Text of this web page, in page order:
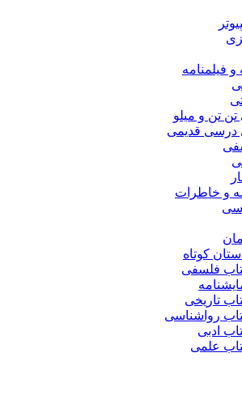
و فیلمنامه
تن و میلو
درسی قدیمی
و خاطرات
کوتاه
فلسفی
تاریخی
رواشناسی
ادبی
علمی